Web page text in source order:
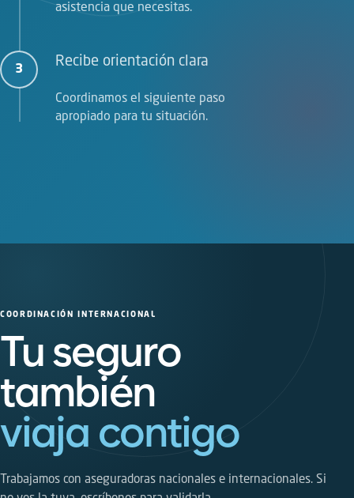
asistencia que necesitas.
3
Recibe orientación clara
Coordinamos el siguiente paso
apropiado para tu situación.
COORDINACIÓN INTERNACIONAL
Tu seguro
también
viaja contigo
Trabajamos con aseguradoras nacionales e internacionales. Si